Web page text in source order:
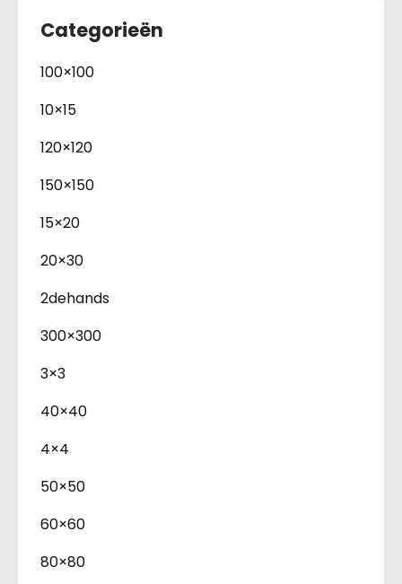
Categorieën
100×100
10×15
120×120
150×150
15×20
20×30
2dehands
300×300
3×3
40×40
4×4
50×50
60×60
80×80